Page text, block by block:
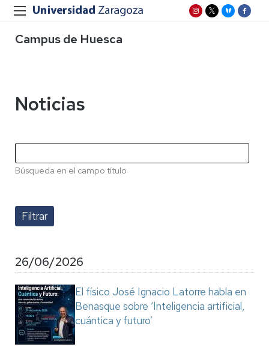
Campus de Huesca
Noticias
Búsqueda en el campo título
26/06/2026
El físico José Ignacio Latorre habla en
Benasque sobre ‘Inteligencia artificial,
cuántica y futuro’